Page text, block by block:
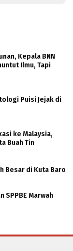
Kepala BNN
Ilmu, Tapi
Puisi Jejak di
ke Malaysia,
Buah Tin
Besar di Kuta Baro
SPPBE Marwah